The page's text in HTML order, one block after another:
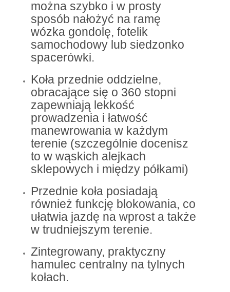
można szybko i w prosty
sposób nałożyć na ramę
wózka gondolę, fotelik
samochodowy lub siedzonko
spacerówki.
Koła przednie oddzielne,
obracające się o 360 stopni
zapewniają lekkość
prowadzenia i łatwość
manewrowania w każdym
terenie (szczególnie docenisz
to w wąskich alejkach
sklepowych i między półkami)
Przednie koła posiadają
również funkcję blokowania, co
ułatwia jazdę na wprost a także
w trudniejszym terenie.
Zintegrowany, praktyczny
hamulec centralny na tylnych
kołach.